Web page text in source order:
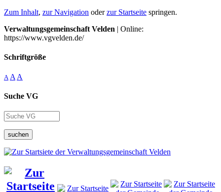
Zum Inhalt, zur Navigation oderzur Startseite springen.
Verwaltungsgemeinschaft Velden | Online:
https://www.vgvelden.de/
Schriftgröße
A A A
Suche VG
suchen